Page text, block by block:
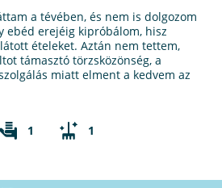
a tévében, és nem is dolgozom
ebéd erejéig kipróbálom, hisz
ételeket. Aztán nem tettem,
támasztó törzsközönség, a
miatt elment a kedvem az
1 1